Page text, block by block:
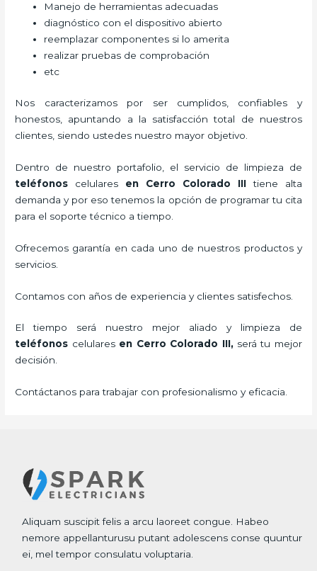
Manejo de herramientas adecuadas
diagnóstico con el dispositivo abierto
reemplazar componentes si lo amerita
realizar pruebas de comprobación
etc
Nos caracterizamos por ser cumplidos, confiables y
honestos, apuntando a la satisfacción total de nuestros
clientes, siendo ustedes nuestro mayor objetivo.
Dentro de nuestro portafolio, el servicio de limpieza de
teléfonos celulares en Cerro Colorado III tiene alta
demanda y por eso tenemos la opción de programar tu cita
para el soporte técnico a tiempo.
Ofrecemos garantía en cada uno de nuestros productos y
servicios.
Contamos con años de experiencia y clientes satisfechos.
El tiempo será nuestro mejor aliado y limpieza de
teléfonos celularesen Cerro Colorado III, será tu mejor
decisión.
Contáctanos para trabajar con profesionalismo y eficacia.
Aliquam suscipit felis a arcu laoreet congue. Habeo
nemore appellanturusu putant adolescens conse quuntur
ei, mel tempor consulatu voluptaria.